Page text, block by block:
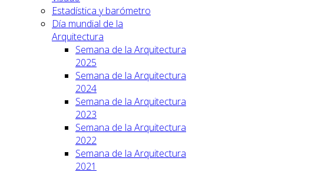
Estadística y barómetro
Día mundial de la
Arquitectura
Semana de la Arquitectura
2025
Semana de la Arquitectura
2024
Semana de la Arquitectura
2023
Semana de la Arquitectura
2022
Semana de la Arquitectura
2021